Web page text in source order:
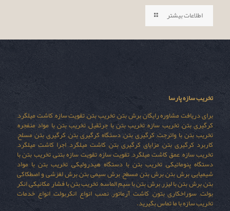
اطلاعات بیشتر
تخریب سازه پارسا
برای دریافت مشاوره رایگان برش بتن, تخریب بتن, تقویت سازه, کاشت میلگرد,
کرگیری بتن, تخریب سازه, تخریب بتن با جرثقیل, تخریب بتن با مواد منفجره,
تخریب بتن با واترجت, کرگیری بتن, دستگاه کرگیری بتن, کرگیری بتن مسلح,
کاربرد کرگیری بتن, مزایای کرگیری بتن, کاشت میلگرد, اجرا کاشت میلگرد,
تخریب سازه, عمق کاشت میلگرد, تقویت سازه, تقویت سازه بتنی, تخریب بتن با
دستگاه پنوماتیکی, تخریب بتن با دستگاه هیدرولیکی, تخریب بتن با مواد
شیمیایی, برش بتن, برش بتن مسطح, برش سیمی بتن, برش لغزشی و اصطکاکی
بتن, برش بتن با لیزر, برش بتن با سیم الماسه, تخریب بتن با فشار مکانیکی, انکر
بولت, سوراخکاری بتون, کاشت آرماتور, نصب انواع انکربولت, انواع خدمات
تخریب سازه با ما تماس بگیرید.